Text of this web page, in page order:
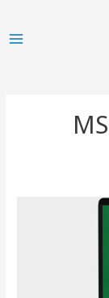
ميكروسوفت بروجيكت MS